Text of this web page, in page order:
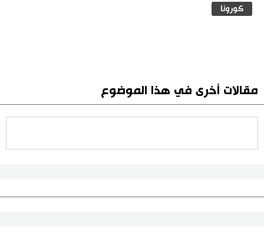
كورونا
مقالات أخرى في هذا الموضوع